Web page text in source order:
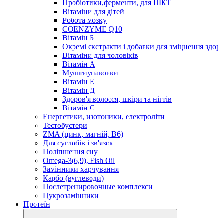
Пробіотики,ферменти, для ШКТ
Вітаміни для дітей
Робота мозку
COENZYME Q10
Вітамін Б
Окремі екстракти і добавки для зміцнення
Вітаміни для чоловіків
Вітамін А
Мультиупаковки
Вітамін Е
Вітамін Д
Здоров'я волосся, шкіри та нігтів
Вітамін С
Енергетики, изотоники, електроліти
Тестобустери
ZMA (цинк, магній, В6)
Для суглобів і зв'язок
Поліпшення сну
Omega-3(6,9), Fish Oil
Замінники харчування
Карбо (вуглеводи)
Послетренировочные комплекси
Цукрозамінники
Протеїн